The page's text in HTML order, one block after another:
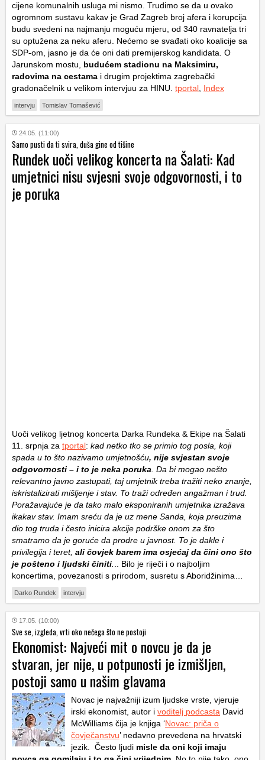
cijene komunalnih usluga mi nismo. Trudimo se da u ovako
ogromnom sustavu kakav je Grad Zagreb broj afera i korupcija
budu svedeni na najmanju moguću mjeru, od 340 ravnatelja tri
su optužena za neku aferu. Nećemo se svađati oko koalicije sa
SDP-om, jasno je da će oni dati premijerskog kandidata. O
Jarunskom mostu, budućem stadionu na Maksimiru,
radovima na cestama i drugim projektima zagrebački
gradonačelnik u velikom intervjuu za HINU. tportal Index
intervju Tomislav Tomašević
24.05. (11:00)
Samo pusti da ti svira, duša gine od tišine
Rundek uoči velikog koncerta na Šalati: Kad
umjetnici nisu svjesni svoje odgovornosti, i to
je poruka
Uoči velikog ljetnog koncerta Darka Rundeka & Ekipe na Šalati
11. srpnja za tportal: kad netko tko se primio tog posla, koji
spada u to što nazivamo umjetnošću, nije svjestan svoje
odgovornosti – i to je neka poruka . Da bi mogao nešto
relevantno javno zastupati, taj umjetnik treba tražiti neko znanje,
iskristalizirati mišljenje i stav. To traži određen angažman i trud.
Poražavajuće je da tako malo eksponiranih umjetnika izražava
ikakav stav. Imam sreću da je uz mene Sanda, koja preuzima
dio tog truda i često inicira akcije podrške onom za što
smatramo da je goruće da prodre u javnost. To je dakle i
privilegija i teret, ali čovjek barem ima osjećaj da čini ono što
je pošteno i ljudski činiti
.. Bilo je riječi i o najboljim
koncertima, povezanosti s prirodom, susretu s Aboridžinima…
Darko Rundek intervju
17.05. (10:00)
Sve se, izgleda, vrti oko nečega što ne postoji
Ekonomist: Najveći mit o novcu je da je
stvaran, jer nije, u potpunosti je izmišljen,
postoji samo u našim glavama
Novac je najvažniji izum ljudske vrste, vjeruje
irski ekonomist, autor i voditelj podcasta David
McWilliams čija je knjiga ‘Novac: priča o
čovječanstvu’ nedavno prevedena na hrvatski
jezik. Često ljudi misle da oni koji imaju